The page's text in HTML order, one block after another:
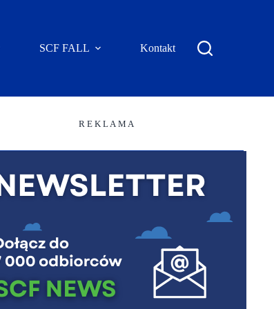
SCF FALL Kontakt
R E K L A M A